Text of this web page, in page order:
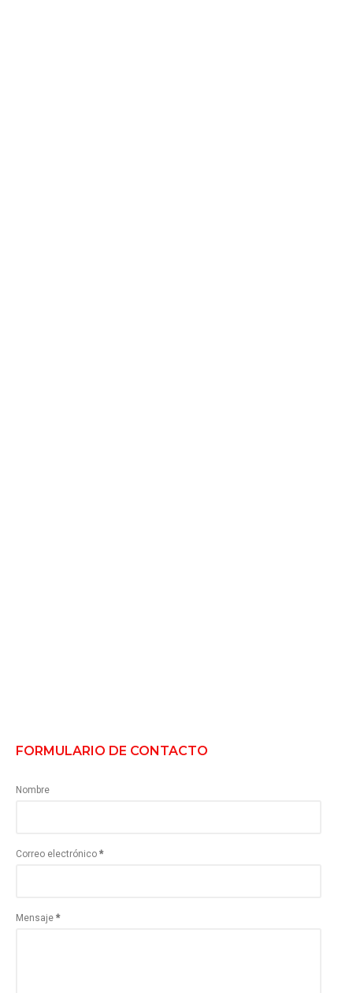
FORMULARIO DE CONTACTO
Nombre
Correo electrónico *
Mensaje *